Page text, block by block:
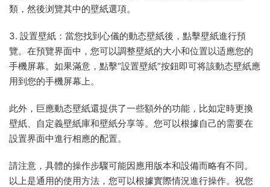
類，然後浏覽其中的壁紙選項。
3. 設置壁紙：當您找到心儀的動态壁紙後，點擊壁紙進行預
覽。在預覽界面中，您可以調整壁紙的大小和位置以适應您的
手機屏幕。如果滿意，點擊“設置壁紙”按鈕即可将該動态壁紙應
用到您的手機屏幕上。
此外，巨應動态壁紙還提供了一些額外的功能，比如定時更換
壁紙、自定義壁紙庫和壁紙分享等。您可以根據自己的需要在
設置界面中進行相應的配置。
請注意，具體的操作步驟可能因應用版本和設備而略有不同。
以上是通用的使用方法，您可以根據實際情況進行操作。祝您